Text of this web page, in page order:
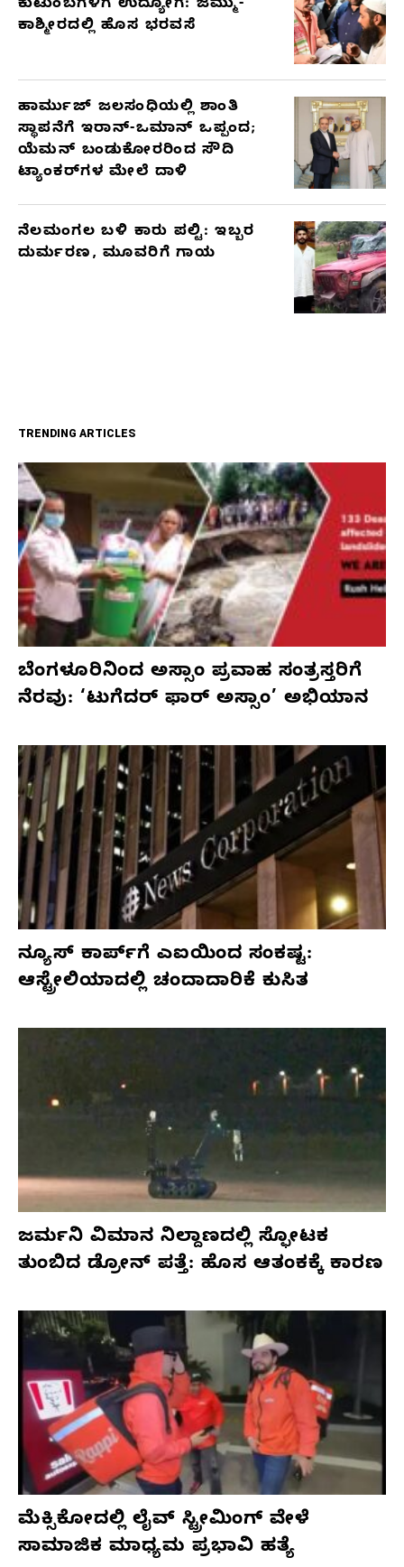
ಕುಟುಂಬಗಳಿಗೆ ಉದ್ಯೋಗ: ಜಮ್ಮು-
ಕಾಶ್ಮೀರದಲ್ಲಿ ಹೊಸ ಭರವಸೆ
ಹಾರ್ಮುಜ್ ಜಲಸಂಧಿಯಲ್ಲಿ ಶಾಂತಿ
ಸ್ಥಾಪನೆಗೆ ಇರಾನ್-ಒಮಾನ್ ಒಪ್ಪಂದ;
ಯೆಮನ್ ಬಂಡುಕೋರರಿಂದ ಸೌದಿ
ಟ್ಯಾಂಕರ್‌ಗಳ ಮೇಲೆ ದಾಳಿ
ನೆಲಮಂಗಲ ಬಳಿ ಕಾರು ಪಲ್ಟಿ: ಇಬ್ಬರ
ದುರ್ಮರಣ, ಮೂವರಿಗೆ ಗಾಯ
TRENDING ARTICLES
ಬೆಂಗಳೂರಿನಿಂದ ಅಸ್ಸಾಂ ಪ್ರವಾಹ ಸಂತ್ರಸ್ತರಿಗೆ
ನೆರವು: ‘ಟುಗೆದರ್ ಫಾರ್ ಅಸ್ಸಾಂ’ ಅಭಿಯಾನ
ನ್ಯೂಸ್ ಕಾರ್ಪ್‌ಗೆ ಎಐಯಿಂದ ಸಂಕಷ್ಟ:
ಆಸ್ಟ್ರೇಲಿಯಾದಲ್ಲಿ ಚಂದಾದಾರಿಕೆ ಕುಸಿತ
ಜರ್ಮನಿ ವಿಮಾನ ನಿಲ್ದಾಣದಲ್ಲಿ ಸ್ಫೋಟಕ
ತುಂಬಿದ ಡ್ರೋನ್ ಪತ್ತೆ: ಹೊಸ ಆತಂಕಕ್ಕೆ ಕಾರಣ
ಮೆಕ್ಸಿಕೋದಲ್ಲಿ ಲೈವ್ ಸ್ಟ್ರೀಮಿಂಗ್ ವೇಳೆ
ಸಾಮಾಜಿಕ ಮಾಧ್ಯಮ ಪ್ರಭಾವಿ ಹತ್ಯೆ